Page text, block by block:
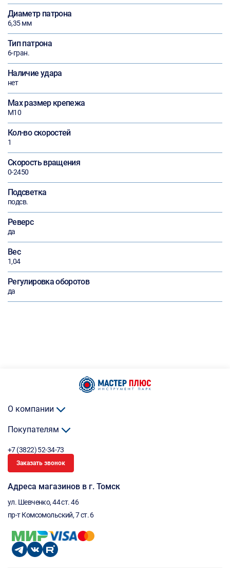
Диаметр патрона
6,35 мм
Тип патрона
6-гран.
Наличие удара
нет
Max размер крепежа
М10
Кол-во скоростей
1
Скорость вращения
0-2450
Подсветка
подсв.
Реверс
да
Вес
1,04
Регулировка оборотов
да
О компании
Покупателям
+7 (3822) 52-34-73
Заказать звонок
Адреса магазинов в г. Томск
ул. Шевченко, 44 ст. 46
пр-т Комсомольский, 7 ст. 6